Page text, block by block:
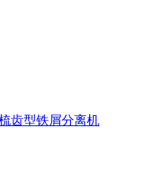
齿型铁屑分离机